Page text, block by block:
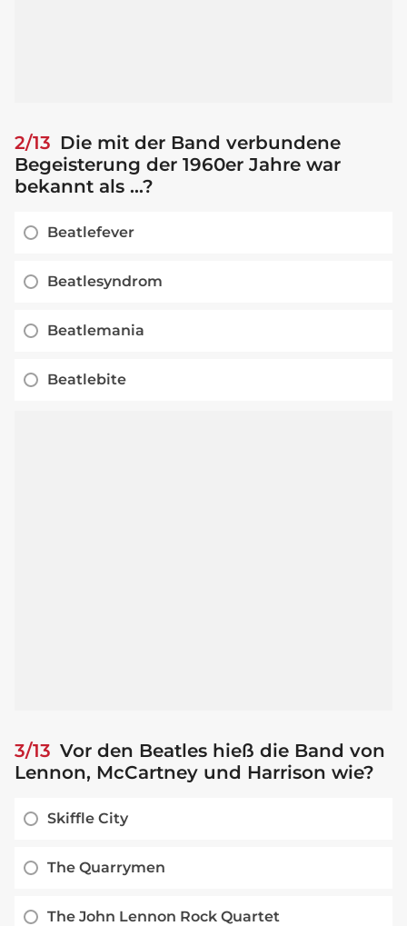
2/13 Die mit der Band verbundene
Begeisterung der 1960er Jahre war
bekannt als ...?
Beatlefever
Beatlesyndrom
Beatlemania
Beatlebite
3/13 Vor den Beatles hieß die Band von
Lennon, McCartney und Harrison wie?
Skiffle City
The Quarrymen
The John Lennon Rock Quartet